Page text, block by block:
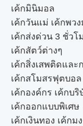
เค้กมินิมอล
เค้กวันแม่ เค้กพว
เค้กส่งด่วน 3 ชั่วโ
เค้กสัตว์ต่างๆ
เค้กสิ่งเสพติดและ
เค้กสโมสรฟุตบอล
เค้กองค์กร เค้กบริ
เค้กออกแบบพิเศษ
เค้กเงินทอง เค้กม